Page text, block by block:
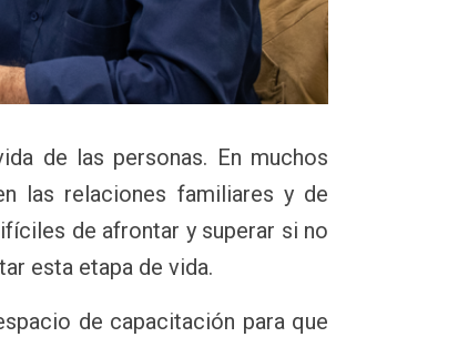
de las personas. En muchos
las relaciones familiares y de
de afrontar y superar si no
esta etapa de vida.
de capacitación para que